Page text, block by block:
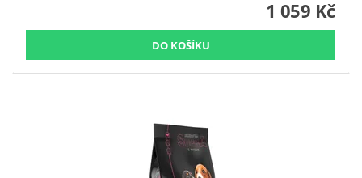
1 059 Kč